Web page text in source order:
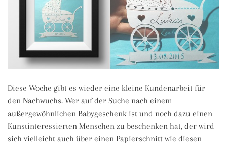
Diese Woche gibt es wieder eine kleine Kundenarbeit für
den Nachwuchs. Wer auf der Suche nach einem
außergewöhnlichen Babygeschenk ist und noch dazu einen
Kunstinteressierten Menschen zu beschenken hat, der wird
sich vielleicht auch über einen Papierschnitt wie diesen